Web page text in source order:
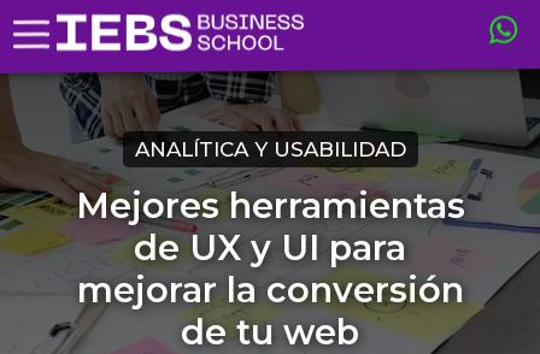
ANALÍTICA Y USABILIDAD
Mejores herramientas
de UX y UI para
mejorar la conversión
de tu web